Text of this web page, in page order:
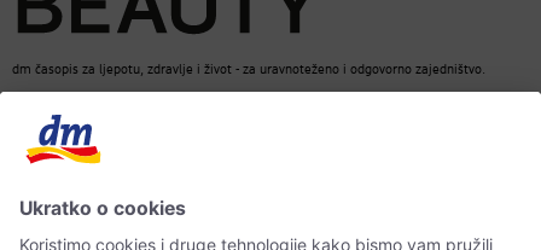
dm časopis za ljepotu, zdravlje i život - za uravnoteženo i odgovorno zajedništvo.